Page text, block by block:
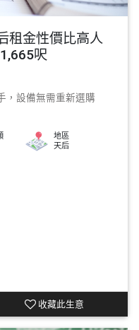
租金性價比高人
呎
，設備無需重新選購
地區
天后
收藏此生意